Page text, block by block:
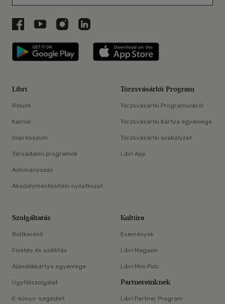
Libri a Facebookon
Libri a Youtube-on
Libri az Instagramon
Libri a LinkedInen
Libri applikáció Szerezd meg: Google
Libri
Rólunk
Karrier
Impresszum
Társadalmi programok
Adományozás
Akadálymentesítési nyilatkozat
Törzsvásárlói Program
Törzsvásárlói Programunkról
Törzsvásárlói Kártya egyenlege
Törzsvásárlói szabályzat
Libri App
Szolgáltatás
Boltkereső
Fizetés és szállítás
Ajándékkártya egyenlege
Ügyfélszolgálat
E-könyv-segédlet
Kultúra
Események
Libri Magazin
Libri Mini Polc
Partnereinknek
Libri Partner Program